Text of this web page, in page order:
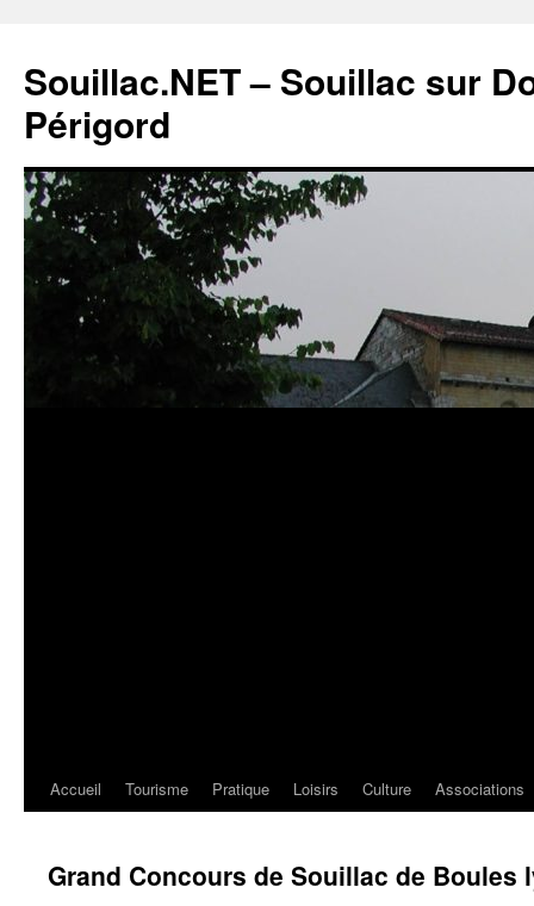
Souillac.NET – Souillac sur
Périgord
Accueil Tourisme Pratique Loisirs Culture Associations
Grand Concours de Souillac de Boules